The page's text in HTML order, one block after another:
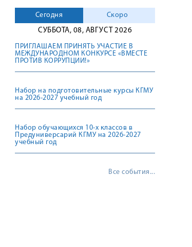
Сегодня
Скоро
СУББОТА, 08, АВГУСТ 2026
ПРИГЛАШАЕМ ПРИНЯТЬ УЧАСТИЕ В
МЕЖДУНАРОДНОМ КОНКУРСЕ «ВМЕСТЕ
ПРОТИВ КОРРУПЦИИ!»
Набор на подготовительные курсы КГМУ
на 2026-2027 учебный год
Набор обучающихся 10-х классов в
Предуниверсарий КГМУ на 2026-2027
учебный год
Все события...